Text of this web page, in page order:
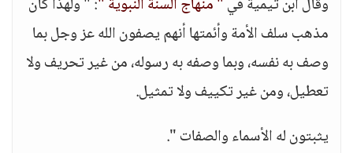
وقال ابن تيمية في" منهاج السنة النبوية ": " ولهذا كان
مذهب سلف الأمة وأئمتها أنهم يصفون الله عز وجل بما
وصف به نفسه، وبما وصفه به رسوله، من غير تحريف ولا
تعطيل، ومن غير تكييف ولا تمثيل.
يثبتون له الأسماء والصفات ".